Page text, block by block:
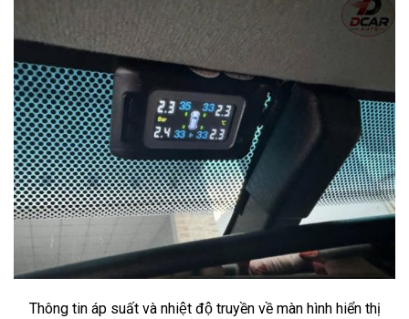
Thông tin áp suất và nhiệt độ truyền về màn hình hiển thị